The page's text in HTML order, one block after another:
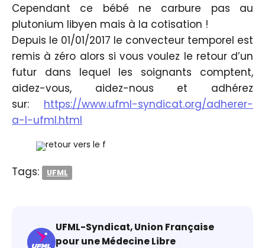
Cependant ce bébé ne carbure pas au
plutonium libyen mais à la cotisation !
Depuis le 01/01/2017 le convecteur temporel est
remis à zéro alors si vous voulez le retour d’un
futur dans lequel les soignants comptent,
aidez-vous, aidez-nous et adhérez
sur: https://www.ufml-syndicat.org/adherer-
a-l-ufml.html
Tags: UFML
UFML-Syndicat, Union Française
pour une Médecine Libre